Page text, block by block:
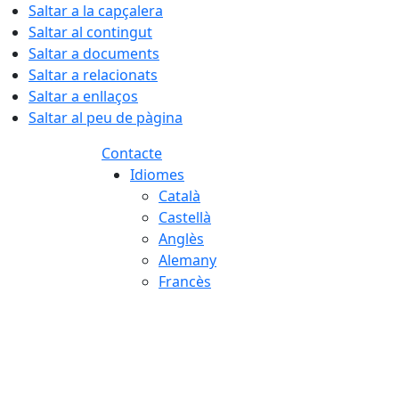
Saltar a la capçalera
Saltar al contingut
Saltar a documents
Saltar a relacionats
Saltar a enllaços
Saltar al peu de pàgina
Contacte
Idiomes
Català
Castellà
Anglès
Alemany
Francès